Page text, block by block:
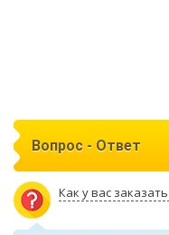
Вопрос - Ответ
Как у вас